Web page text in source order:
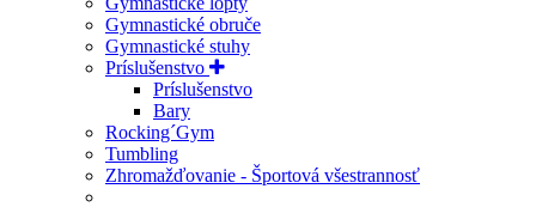
Gymnastické obruče
Gymnastické stuhy
Príslušenstvo
Príslušenstvo
Bary
Rocking´Gym
Tumbling
Zhromažďovanie - Športová všestrannosť